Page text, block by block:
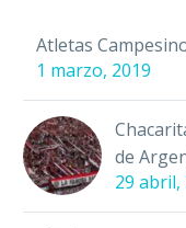
Atletas
1 marzo, 2019
de
29 abril,